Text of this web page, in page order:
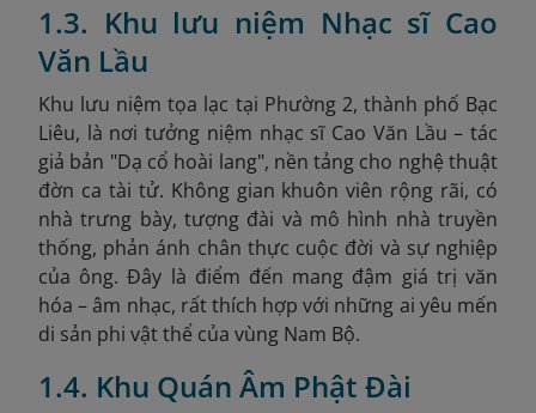
1.3. Khu lưu niệm Nhạc sĩ Cao
Văn Lầu
Khu lưu niệm tọa lạc tại Phường 2, thành phố Bạc
Liêu, là nơi tưởng niệm nhạc sĩ Cao Văn Lầu – tác
giả bản "Dạ cổ hoài lang", nền tảng cho nghệ thuật
đờn ca tài tử. Không gian khuôn viên rộng rãi, có
nhà trưng bày, tượng đài và mô hình nhà truyền
thống, phản ánh chân thực cuộc đời và sự nghiệp
của ông. Đây là điểm đến mang đậm giá trị văn
hóa – âm nhạc, rất thích hợp với những ai yêu mến
di sản phi vật thể của vùng Nam Bộ.
1.4. Khu Quán Âm Phật Đài